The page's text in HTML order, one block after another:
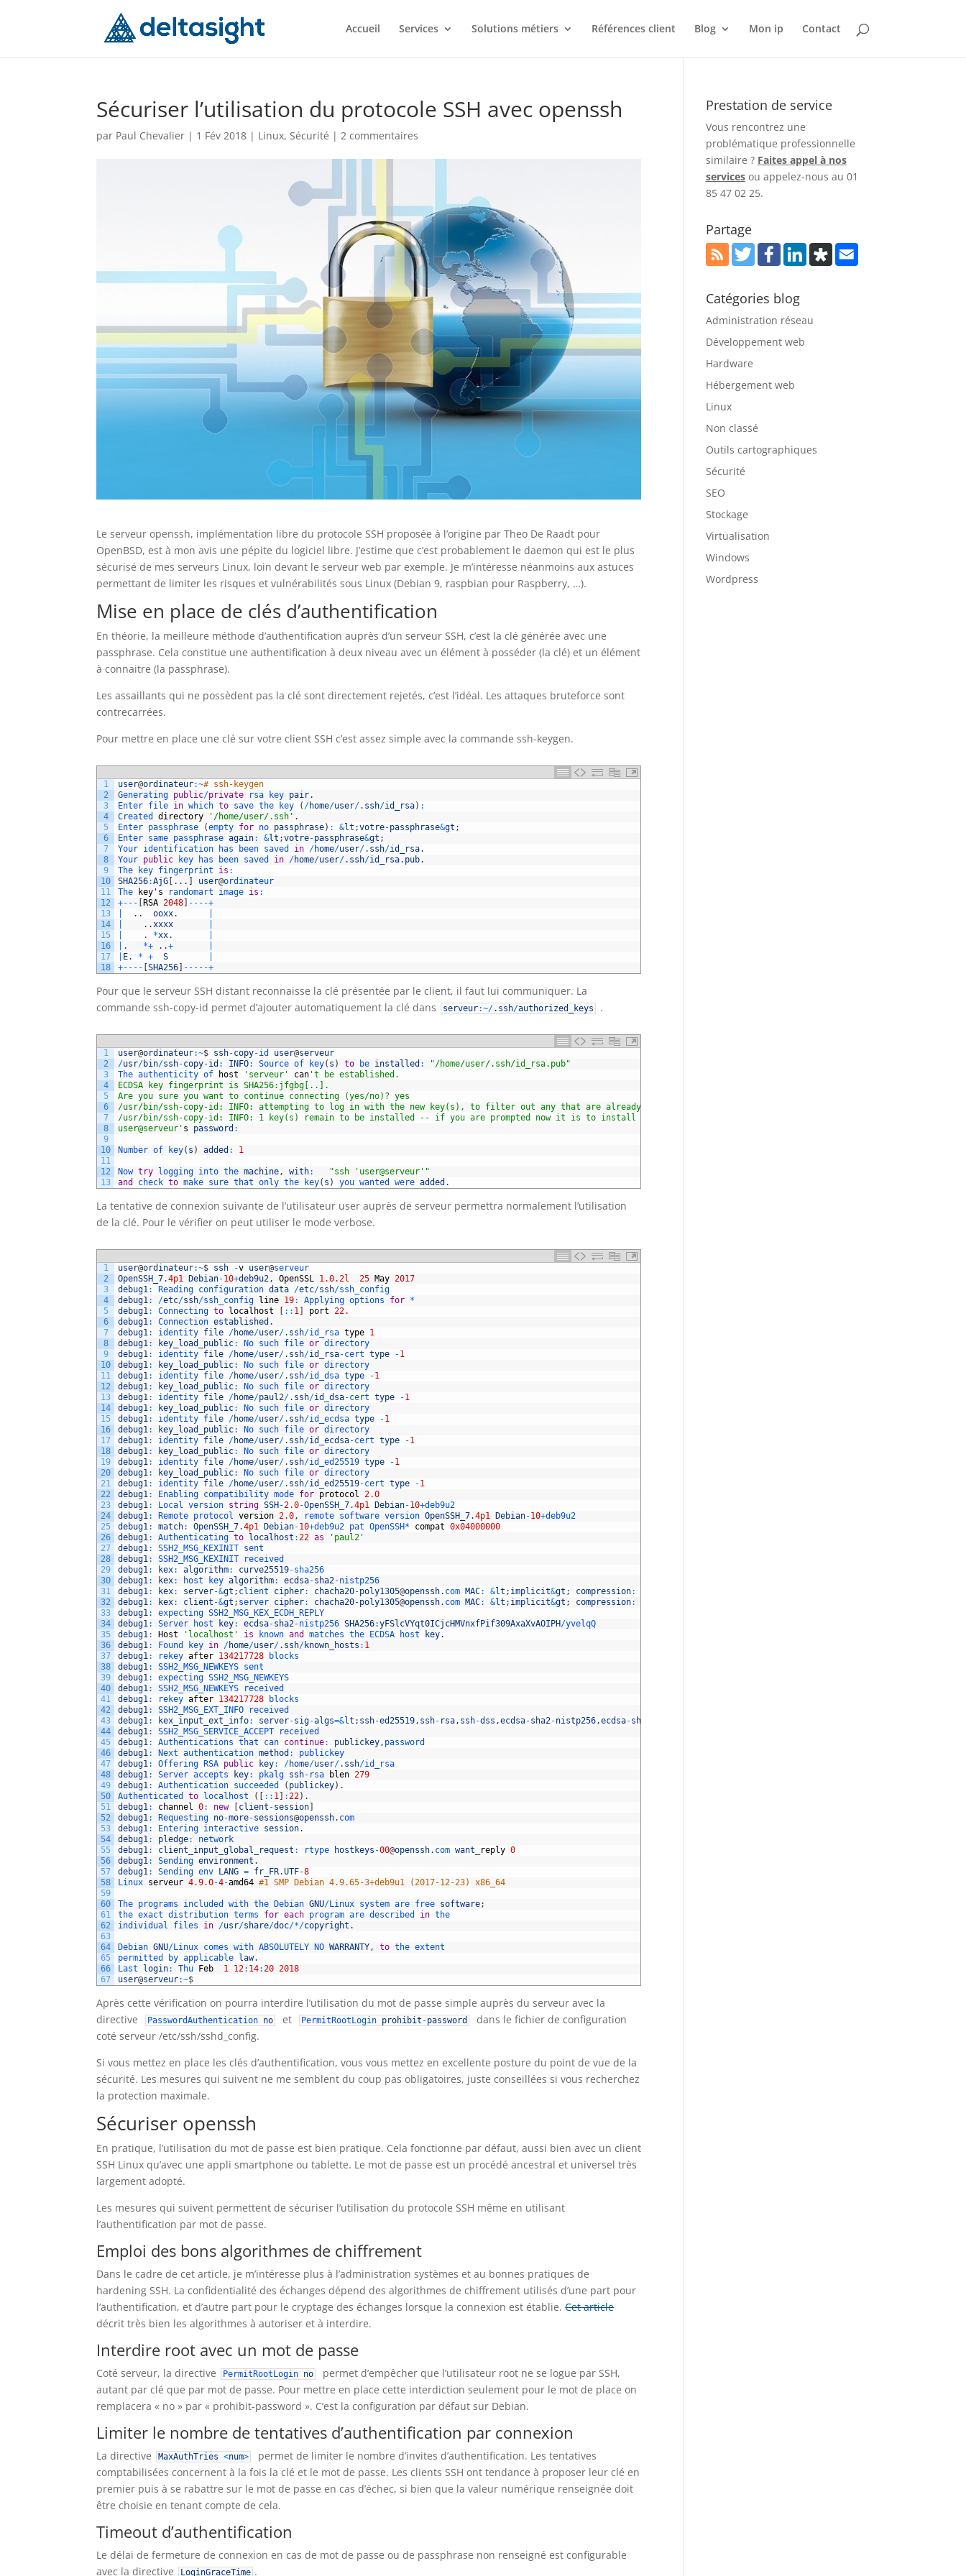
Accueil Services Solutions métiers Références client Blog Mon ip Contact
Sécuriser l’utilisation du protocole SSH avec openssh
par Paul Chevalier | 1 Fév 2018 | Linux,Sécurité |2 commentaires
Le serveur openssh, implémentation libre du protocole SSH proposée à l’origine par Theo De Raadt pour
OpenBSD, est à mon avis une pépite du logiciel libre. J’estime que c’est probablement le daemon qui est le plus
sécurisé de mes serveurs Linux, loin devant le serveur web par exemple. Je m’intéresse néanmoins aux astuces
permettant de limiter les risques et vulnérabilités sous Linux (Debian 9, raspbian pour Raspberry, …).
Mise en place de clés d’authentification
En théorie, la meilleure méthode d’authentification auprès d’un serveur SSH, c’est la clé générée avec une
passphrase. Cela constitue une authentification à deux niveau avec un élément à posséder (la clé) et un élément
à connaitre (la passphrase).
Les assaillants qui ne possèdent pas la clé sont directement rejetés, c’est l’idéal. Les attaques bruteforce sont
contrecarrées.
Pour mettre en place une clé sur votre client SSH c’est assez simple avec la commande ssh-keygen.
1
2
3
4
5
6
7
8
9
10
11
12
13
14
15
16
17
18
user@ordinateur:~# ssh-keygen
Generating public/private rsa key pair.
Enter file in which to save the key ( /home/user/. ssh/id_rsa) :
Created directory '/home/user/.ssh' .
Enter passphrase (empty for no passphrase) : &lt ;votre-passphrase&gt ;
Enter same passphrase again: &lt ;votre-passphrase&gt ;
Your identification has been saved in /home/user/. ssh/id_rsa.
Your public key has been saved in /home/user/. ssh/id_rsa. pub.
The
key fingerprint is :
SHA256:AjG [ . . . ] user@ordinateur
The
key ' s randomart image is :
+-- - [RSA 2048] -- --+
. . ooxx.
. . xxxx
. *xx.
. *+ . .+
E. * + S
+-- -- [SHA256] -- -- -+
Pour que le serveur SSH distant reconnaisse la clé présentée par le client, il faut lui communiquer. La
commande ssh-copy-id permet d’ajouter automatiquement la clé dans
serveur:~/. ssh/authorized_keys .
1
2
3
4
5
6
7
8
9
10
11
12
13
user@ordinateur:~$ ssh-copy-id user@serveur
/usr/bin/ssh-copy-id : INFO: Source of key( s ) to be installed :
"/home/user/.ssh/id_rsa.pub"
The authenticity of host 'serveur' can 't be established.
ECDSA key fingerprint is SHA256:jfgbg[..].
Are you sure you want to continue connecting (yes/no)? yes
/usr/bin/ssh-copy-id: INFO: attempting to log in with the new key(s), to filter out any that are already installed
/usr/bin/ssh-copy-id: INFO: 1 key(s) remain to be installed -- if you are prompted now it is to install the new keys
user@serveur' s password :
Number of key( s ) added : 1
Now try logging into the machine , with:
"ssh 'user@serveur'"
and
check to make sure that only the key( s ) you wanted were added .
La tentative de connexion suivante de l’utilisateur user auprès de serveur permettra normalement l’utilisation
de la clé. Pour le vérifier on peut utiliser le mode verbose.
1
2
3
4
5
6
7
8
9
10
11
12
13
14
15
16
17
18
19
20
21
22
23
24
25
26
27
28
29
30
31
32
33
34
35
36
37
38
39
40
41
42
43
44
45
46
47
48
49
50
51
52
53
54
55
56
57
58
59
60
61
62
63
64
65
66
67
user@ordinateur:~$ ssh -v user@serveur
OpenSSH_7.4p1 Debian-10+deb9u2 , OpenSSL 1.0.2l 25 May 2017
debug1 : Reading configuration data /etc/ssh/ssh_config
debug1 : /etc/ssh/ssh_config line 19: Applying options for *
debug1 : Connecting to localhost [ :: 1 ] port
22.
debug1 : Connection established .
debug1 : identity file /home/user/. ssh/id_rsa type 1
debug1 : key_load_public: No such file or directory
debug1 : identity file /home/user/. ssh/id_rsa-cert type -1
debug1 : key_load_public: No such file or directory
debug1 : identity file /home/user/. ssh/id_dsa type -1
debug1 : key_load_public: No such file or directory
debug1 : identity file /home/paul2/. ssh/id_dsa-cert type -1
debug1 : key_load_public: No such file or directory
debug1 : identity file /home/user/. ssh/id_ecdsa type -1
debug1 : key_load_public: No such file or directory
debug1 : identity file /home/user/. ssh/id_ecdsa-cert type -1
debug1 : key_load_public: No such file or directory
debug1 : identity file /home/user/. ssh/id_ed25519 type -1
debug1 : key_load_public: No such file or directory
debug1 : identity file /home/user/. ssh/id_ed25519-cert type -1
debug1 : Enabling compatibility mode for protocol
2.0
debug1 : Local version string SSH-2.0-OpenSSH_7.4p1 Debian-10+deb9u2
debug1 : Remote protocol version 2.0 , remote software version OpenSSH_7.4p1 Debian-10+deb9u2
debug1 : match: OpenSSH_7.4p1 Debian-10+deb9u2 pat OpenSSH* compat
0x04000000
debug1 : Authenticating to localhost : 22 as
'paul2'
debug1 : SSH2_MSG_KEXINIT sent
debug1 : SSH2_MSG_KEXINIT
received
debug1 : kex: algorithm: curve25519-sha256
debug1 : kex: host key algorithm: ecdsa-sha2-nistp256
debug1 : kex: server-&gt ; client cipher: chacha20-poly1305@openssh. com MAC: &lt ; implicit&gt ; compression:
debug1 : kex: client -&gt ; server cipher: chacha20-poly1305@openssh. com MAC: &lt ; implicit&gt ; compression:
debug1 : expecting SSH2_MSG_KEX_ECDH_REPLY
debug1 : Server host key: ecdsa-sha2-nistp256 SHA256:yFSlcVYqt0ICjcHMVnxfPif309AxaXvAOIPH/yvelqQ
debug1 : Host 'localhost' is known and matches the ECDSA host key.
debug1 : Found key in /home/user/. ssh/known_hosts : 1
debug1 : rekey after 134217728
blocks
debug1 : SSH2_MSG_NEWKEYS sent
debug1 : expecting SSH2_MSG_NEWKEYS
debug1 : SSH2_MSG_NEWKEYS
received
debug1 : rekey after 134217728
blocks
debug1 : SSH2_MSG_EXT_INFO
received
debug1 : kex_input_ext_info: server-sig-algs=&lt ; ssh-ed25519 , ssh- rsa , ssh-dss ,ecdsa-sha2-nistp256 ,ecdsa-sha2
debug1 : SSH2_MSG_SERVICE_ACCEPT
received
debug1 : Authentications that can continue: publickey , password
debug1 : Next authentication method :
publickey
debug1 : Offering RSA public key: /home/user/. ssh/id_rsa
debug1 : Server accepts key: pkalg ssh- rsa blen 279
debug1 : Authentication succeeded ( publickey) .
Authenticated to localhost ( [ :: 1 ] : 22) .
debug1 : channel 0: new [client -session]
debug1 : Requesting no-more-sessions@openssh. com
debug1 : Entering interactive session.
debug1 : pledge:
network
debug1 : client_input_global_request : rtype hostkeys -00@openssh. com want reply 0
debug1 : Sending environment .
debug1 : Sending env LANG = fr_FR.UTF-8
Linux serveur 4.9.0-4-amd64 #1 SMP Debian 4.9.65-3+deb9u1 (2017-12-23) x86_64
The programs included with the Debian GNU/Linux system are free software;
the exact distribution terms for each program are described in the
individual files in /usr/share/doc/*/copyright .
Debian GNU/Linux comes with ABSOLUTELY NO WARRANTY , to the extent
permitted
by applicable law.
Last login: Thu Feb 1 12: 14: 20 2018
user@serveur:~$
Après cette vérification on pourra interdire l’utilisation du mot de passe simple auprès du serveur avec la
directive
PasswordAuthentication no et PermitRootLogin prohibit -password
dans le fichier de configuration
coté serveur /etc/ssh/sshd_config.
Si vous mettez en place les clés d’authentification, vous vous mettez en excellente posture du point de vue de la
sécurité. Les mesures qui suivent ne me semblent du coup pas obligatoires, juste conseillées si vous recherchez
la protection maximale.
Sécuriser openssh
En pratique, l’utilisation du mot de passe est bien pratique. Cela fonctionne par défaut, aussi bien avec un client
SSH Linux qu’avec une appli smartphone ou tablette. Le mot de passe est un procédé ancestral et universel très
largement adopté.
Les mesures qui suivent permettent de sécuriser l’utilisation du protocole SSH même en utilisant
l’authentification par mot de passe.
Emploi des bons algorithmes de chiffrement
Dans le cadre de cet article, je m’intéresse plus à l’administration systèmes et au bonnes pratiques de
hardening SSH. La confidentialité des échanges dépend des algorithmes de chiffrement utilisés d’une part pour
l’authentification, et d’autre part pour le cryptage des échanges lorsque la connexion est établie.Cet article
décrit très bien les algorithmes à autoriser et à interdire.
Interdire root avec un mot de passe
Coté serveur, la directive PermitRootLogin no
permet d’empêcher que l’utilisateur root ne se logue par SSH,
autant par clé que par mot de passe. Pour mettre en place cette interdiction seulement pour le mot de place on
remplacera « no » par « prohibit-password ». C’est la configuration par défaut sur Debian.
Limiter le nombre de tentatives d’authentification par connexion
La directive MaxAuthTries <num>
permet de limiter le nombre d’invites d’authentification. Les tentatives
comptabilisées concernent à la fois la clé et le mot de passe. Les clients SSH ont tendance à proposer leur clé en
premier puis à se rabattre sur le mot de passe en cas d’échec, si bien que la valeur numérique renseignée doit
être choisie en tenant compte de cela.
Timeout d’authentification
Le délai de fermeture de connexion en cas de mot de passe ou de passphrase non renseigné est configurable
avec la directive
LoginGraceTime .
Prestation de service
Vous rencontrez une
problématique professionnelle
similaire ? Faites appel à nos
servicesou appelez-nous au 01
85 47 02 25.
Partage
Catégories blog
Administration réseau
Développement web
Hardware
Hébergement web
Linux
Non classé
Outils cartographiques
Sécurité
SEO
Stockage
Virtualisation
Windows
Wordpress